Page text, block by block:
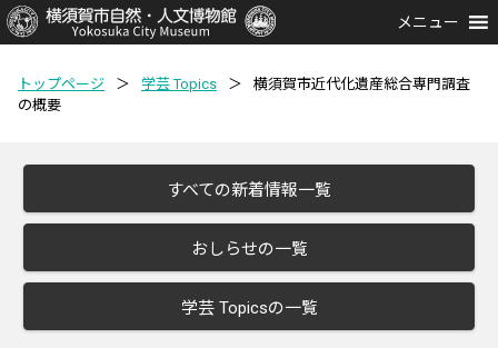
メニュー
トップページ ＞ 学芸 Topics ＞
横須賀市近代化遺産総合専門調査
の概要
すべての新着情報一覧
おしらせの一覧
学芸 Topicsの一覧